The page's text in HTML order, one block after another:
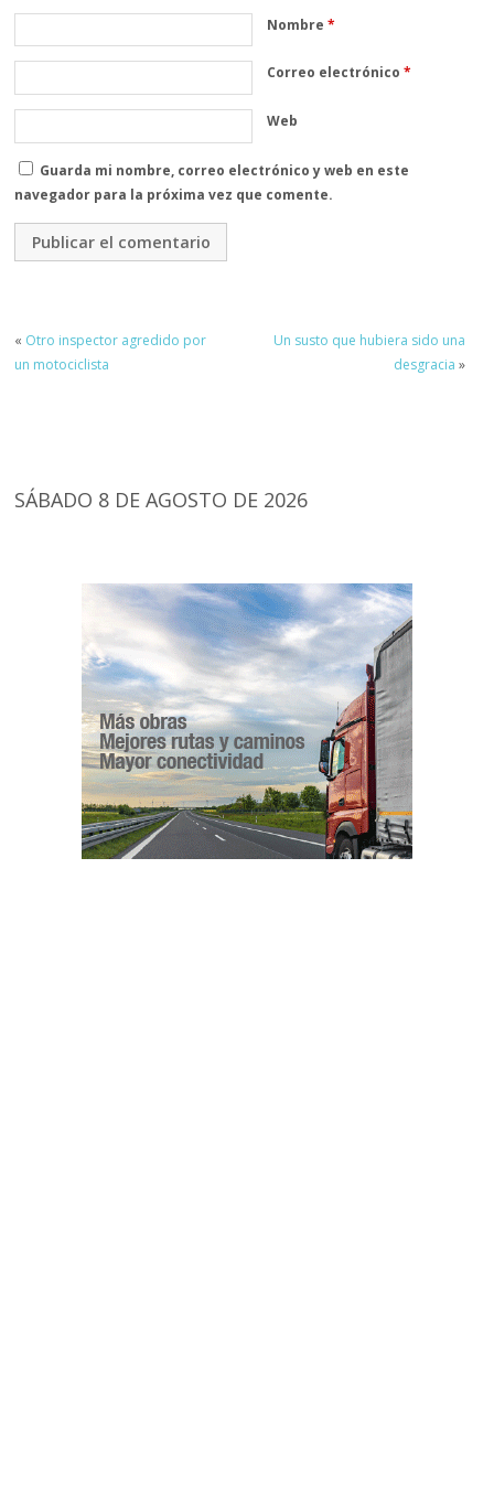
Nombre*
Correo electrónico*
Web
Guarda mi nombre, correo electrónico y web en este
navegador para la próxima vez que comente.
« Otro inspector agredido por
un motociclista
Un susto que hubiera sido una
desgracia »
SÁBADO 8 DE AGOSTO DE 2026